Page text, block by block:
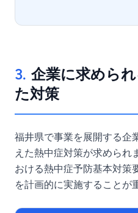
3. 企業に求めら
た対策
福井県で事業を展開する企
えた熱中症対策が求められ
おける熱中症予防基本対策
を計画的に実施することが